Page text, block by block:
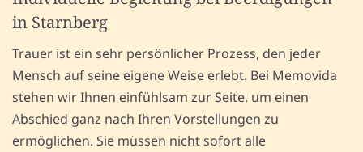
in Starnberg
Trauer ist ein sehr persönlicher Prozess, den jeder
Mensch auf seine eigene Weise erlebt. Bei Memovida
stehen wir Ihnen einfühlsam zur Seite, um einen
Abschied ganz nach Ihren Vorstellungen zu
ermöglichen. Sie müssen nicht sofort alle